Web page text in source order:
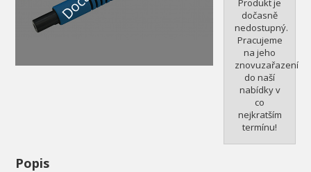
Produkt je
dočasně
nedostupný.
Pracujeme
na jeho
znovuzařazení
do naší
nabídky v
co
nejkratším
termínu!
Popis